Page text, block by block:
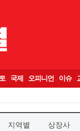
지역별 상장사